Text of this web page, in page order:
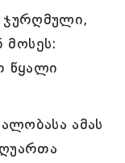
ჯურღმული,
წყალი
ამას